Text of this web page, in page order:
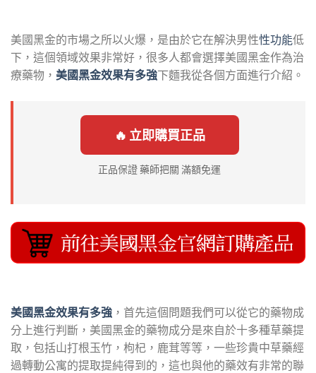
美國黑金的市場之所以火爆，是由於它在解決男性性功能低
下，這個領域效果非常好，很多人都會選擇美國黑金作為治
療藥物， 美國黑金效果有多強下麵我從各個方面進行介紹。
🔥 立即購買正品
正品保證 藥師把關 滿額免運
美國黑金效果有多強 ，首先這個問題我們可以從它的藥物成
分上進行判斷，美國黑金的藥物成分是來自於十多種草藥提
取，包括山打根玉竹，枸杞，鹿茸等等，一些珍貴中草藥經
過轉動公寓的提取提純得到的，這也與他的藥效有非常的聯